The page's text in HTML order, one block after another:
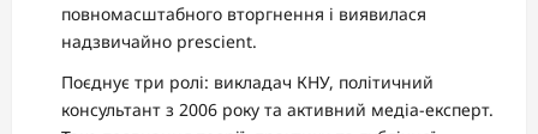
повномасштабного вторгнення і виявилася
надзвичайно prescient.
Поєднує три ролі: викладач КНУ, політичний
консультант з 2006 року та активний медіа-експерт.